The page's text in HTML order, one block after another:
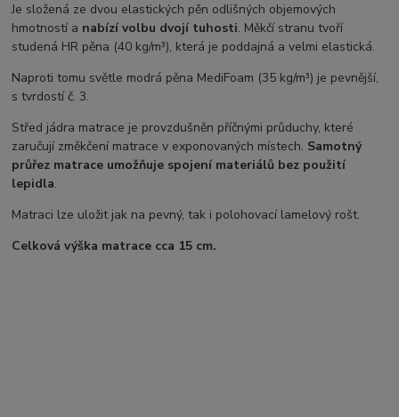
Je složená ze dvou elastických pěn odlišných objemových
hmotností a nabízí volbu dvojí tuhosti. Měkčí stranu tvoří
studená HR pěna (40 kg/m³), která je poddajná a velmi elastická.
Naproti tomu světle modrá pěna MediFoam (35 kg/m³) je pevnější,
s tvrdostí č. 3.
Střed jádra matrace je provzdušněn příčnými průduchy, které
zaručují změkčení matrace v exponovaných místech. Samotný
průřez matrace umožňuje spojení materiálů bez použití
lepidla.
Matraci lze uložit jak na pevný, tak i polohovací lamelový rošt.
Celková výška matrace cca 15 cm.